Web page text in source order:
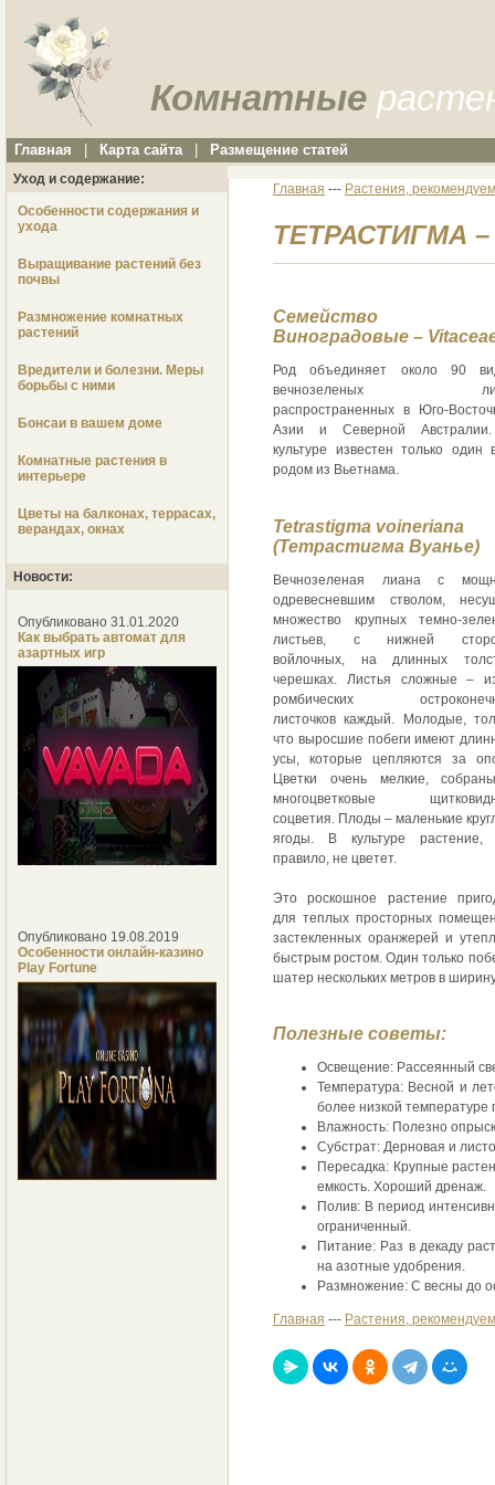
Комнатные
Главная Карта сайта Размещение статей
Уход и содержание:
Особенности содержания и
ухода
Выращивание растений без
почвы
Размножение комнатных
растений
Вредители и болезни. Меры
борьбы с ними
Бонсаи в вашем доме
Комнатные растения в
интерьере
Цветы на балконах, террасах,
верандах, окнах
Новости:
Опубликовано 31.01.2020
Как выбрать автомат для
азартных игр
Опубликовано 19.08.2019
Особенности онлайн-казино
Play Fortune
Главная --- Растения,
ТЕТРАСТИГМА –
Семейство
Виноградовые –
Род объединяет около 90
вечнозеленых
распространенных в Юго-
Азии и Северной
культуре известен только один
родом из Вьетнама.
Tetrastigma voineriana
(Тетрастигма Вуанье)
Вечнозеленая лиана с
одревесневшим стволом,
множество крупных темно-
листьев, с нижней
войлочных, на длинных
черешках. Листья сложные –
ромбических
листочков каждый. Молодые,
что выросшие побеги имеют
усы, которые цепляются за
Цветки очень мелкие,
многоцветковые
соцветия. Плоды – маленькие
ягоды. В культуре растение,
правило, не цветет.
Это роскошное растение
для теплых просторных
застекленных оранжерей и
быстрым ростом. Один только
шатер нескольких метров в
Полезные советы:
Освещение: Рассеянный
Температура: Весной и
более низкой температуре
Влажность: Полезно
Субстрат: Дерновая и
Пересадка: Крупные
емкость. Хороший дренаж.
Полив: В период
ограниченный.
Питание: Раз в декаду
на азотные удобрения.
Размножение: С весны до
Главная --- Растения,